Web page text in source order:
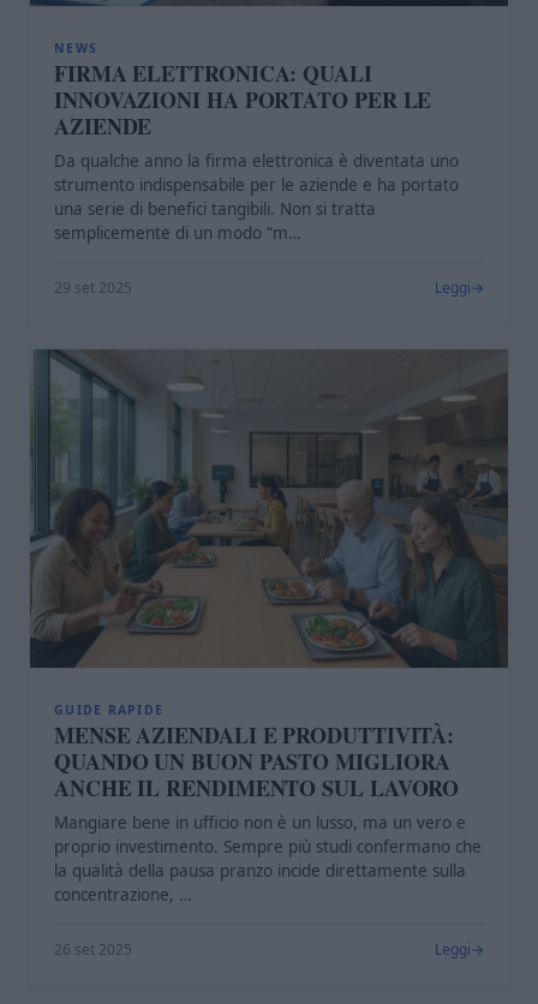
NEWS
FIRMA ELETTRONICA: QUALI
INNOVAZIONI HA PORTATO PER LE
AZIENDE
Da qualche anno la firma elettronica è diventata uno
strumento indispensabile per le aziende e ha portato
una serie di benefici tangibili. Non si tratta
semplicemente di un modo “m…
29 set 2025 Leggi
GUIDE RAPIDE
MENSE AZIENDALI E PRODUTTIVITÀ:
QUANDO UN BUON PASTO MIGLIORA
ANCHE IL RENDIMENTO SUL LAVORO
Mangiare bene in ufficio non è un lusso, ma un vero e
proprio investimento. Sempre più studi confermano che
la qualità della pausa pranzo incide direttamente sulla
concentrazione, …
26 set 2025 Leggi